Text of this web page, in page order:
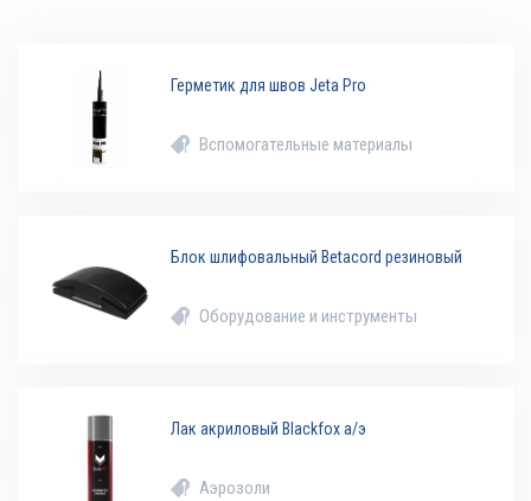
Герметик для швов Jeta Pro
Вспомогательные материалы
Блок шлифовальный Betacord резиновый
Оборудование и инструменты
Лак акриловый Blackfox а/э
Аэрозоли